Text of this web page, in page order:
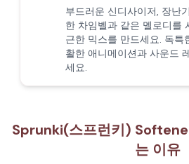
부드러운 신디사이저, 장난
한 차임벨과 같은 멜로디를
근한 믹스를 만드세요. 독특
활한 애니메이션과 사운드
세요.
Sprunki(스프런키)
는 이유